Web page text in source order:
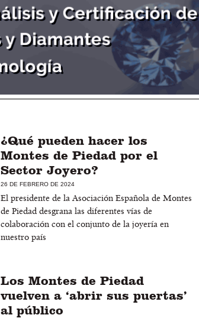
¿Qué pueden hacer los
Montes de Piedad por el
Sector Joyero?
26 DE FEBRERO DE 2024
El presidente de la Asociación Española de Montes
de Piedad desgrana las diferentes vías de
colaboración con el conjunto de la joyería en
nuestro país
Los Montes de Piedad
vuelven a ‘abrir sus puertas’
al público